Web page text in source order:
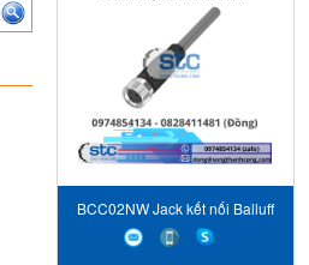
BCC02NW Jack kết nối Balluff